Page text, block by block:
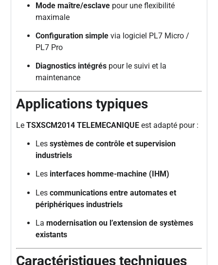
Mode maître/esclave pour une flexibilité
maximale
Configuration simple via logiciel PL7 Micro /
PL7 Pro
Diagnostics intégrés pour le suivi et la
maintenance
Applications typiques
LeTSXSCM2014 TELEMECANIQUE est adapté pour :
Lessystèmes de contrôle et supervision
industriels
Les interfaces homme-machine (IHM)
Lescommunications entre automates et
périphériques industriels
Lamodernisation ou l’extension de systèmes
existants
Caractéristiques techniques